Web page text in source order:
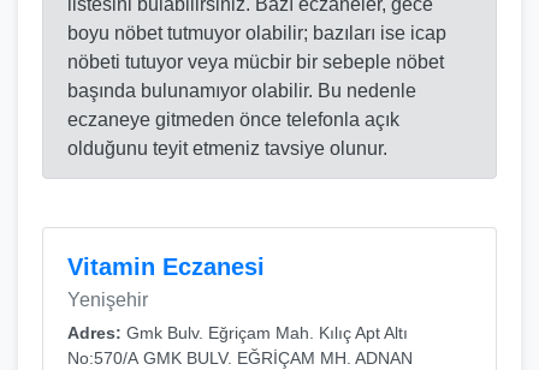
listesini bulabilirsiniz. Bazı eczaneler, gece
boyu nöbet tutmuyor olabilir; bazıları ise icap
nöbeti tutuyor veya mücbir bir sebeple nöbet
başında bulunamıyor olabilir. Bu nedenle
eczaneye gitmeden önce telefonla açık
olduğunu teyit etmeniz tavsiye olunur.
Vitamin Eczanesi
Yenişehir
Adres: Gmk Bulv. Eğriçam Mah. Kılıç Apt Altı
No:570/A GMK BULV. EĞRİÇAM MH. ADNAN